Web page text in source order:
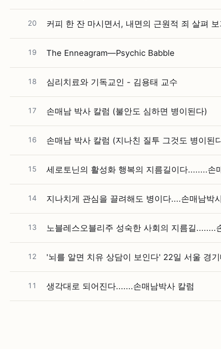
20 커피 한 잔 마시면서, 내면의 근원적 죄 살펴
19 The Enneagram—Psychic Babble
18 심리치료와 기독교인 - 김용태 교수
17 손매남 박사 칼럼 (불안도 심하면 병이된다)
16 손매남 박사 칼럼 (지나친 질투 그것도 병이된
15 세로토닌의 활성화 행복의 지름길이다........손
14 지나치게 관심을 끌려해도 병이다....손매남박
13 노블레스오블리주 성숙한 사회의 지름길........
12 '뇌를 알면 치유 상담이 보인다' 22일 서울 경
11 생각대로 되어진다.......손매남박사 칼럼